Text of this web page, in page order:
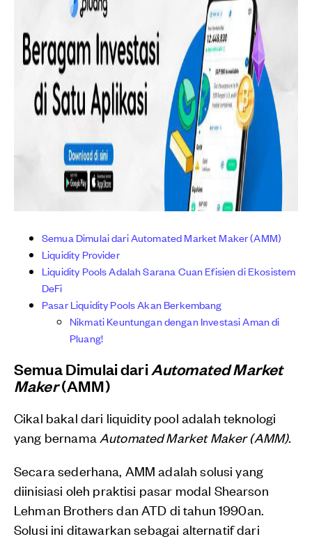
Semua Dimulai dari Automated Market Maker (AMM)
Liquidity Provider
Liquidity Pools Adalah Sarana Cuan Efisien di Ekosistem
DeFi
Pasar Liquidity Pools Akan Berkembang
Nikmati Keuntungan dengan Investasi Aman di
Pluang!
Semua Dimulai dariAutomated Market
Maker(AMM)
Cikal bakal dari liquidity pool adalah teknologi
yang bernama Automated Market Maker (AMM).
Secara sederhana, AMM adalah solusi yang
diinisiasi oleh praktisi pasar modal Shearson
Lehman Brothers dan ATD di tahun 1990an.
Solusi ini ditawarkan sebagai alternatif dari